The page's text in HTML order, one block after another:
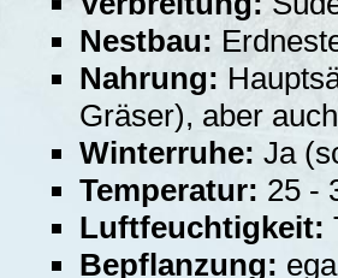
Nestbau:
Nahrung:
Gräser), aber
Winterruhe: Ja
Temperatur: 25 -
Luftfeuchtigkeit:
Bepflanzung: